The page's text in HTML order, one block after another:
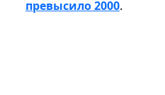
превысило 2000.